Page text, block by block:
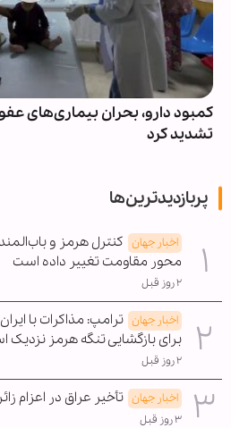
کمبود دارو، بحران بیماری‌های
تشدید کرد
پربازدیدترین‌ها
اخبار جهان کنترل هرمز و
محور مقاومت تغییر داده است
۲ روز قبل
اخبار جهان ترامپ: مذاکرات با
برای بازگشایی تنگه هرمز نزدیک
۲ روز قبل
اخبار جهان تأخیر عراق در اعزام
۳ روز قبل